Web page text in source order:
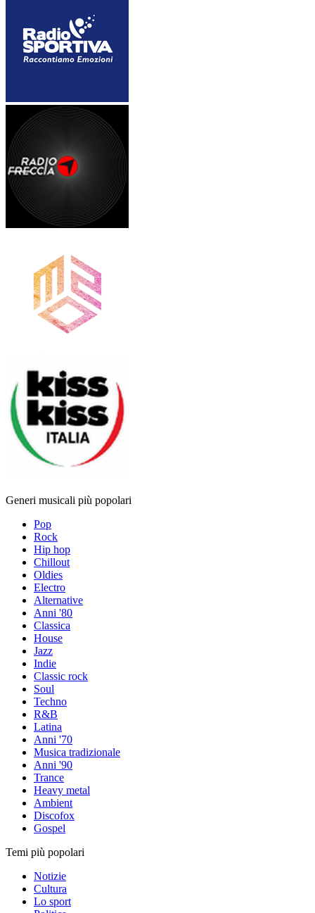
Generi musicali più popolari
Pop
Rock
Hip hop
Chillout
Oldies
Electro
Alternative
Anni '80
Classica
House
Jazz
Indie
Classic rock
Soul
Techno
R&B
Latina
Anni '70
Musica tradizionale
Anni '90
Trance
Heavy metal
Ambient
Discofox
Gospel
Temi più popolari
Notizie
Cultura
Lo sport